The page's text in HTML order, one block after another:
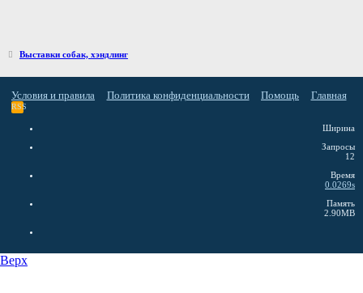
Выставки собак, хэндлинг
Условия и правила Политика конфиденциальности Помощь Главная
RSS
Ширина
Запросы
12
Время
0.0269s
Память
2.90MB
Верх